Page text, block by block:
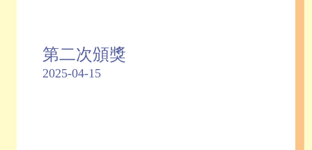
第二次頒獎
2025-04-15